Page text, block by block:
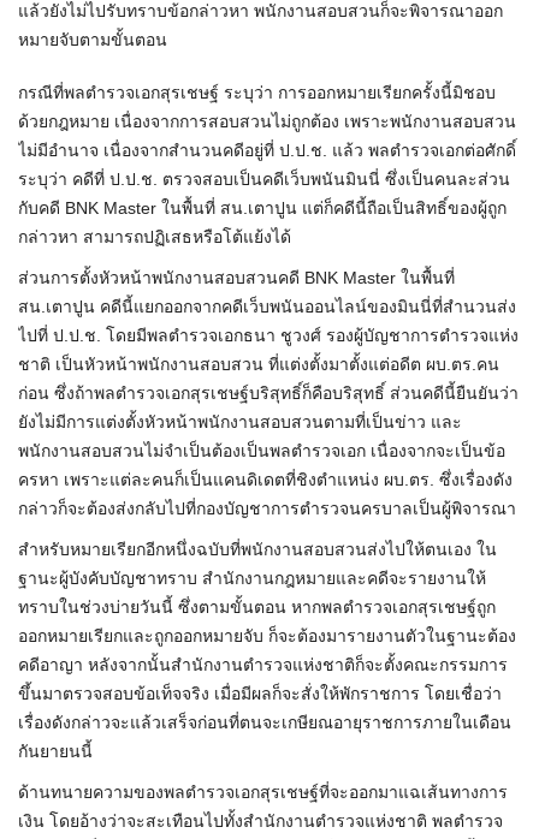
แล้วยังไม่ไปรับทราบข้อกล่าวหา พนักงานสอบสวนก็จะพิจารณาออก
หมายจับตามขั้นตอน
กรณีที่พลตำรวจเอกสุรเชษฐ์ ระบุว่า การออกหมายเรียกครั้งนี้มิชอบ
ด้วยกฎหมาย เนื่องจากการสอบสวนไม่ถูกต้อง เพราะพนักงานสอบสวน
ไม่มีอำนาจ เนื่องจากสำนวนคดีอยู่ที่ ป.ป.ช. แล้ว พลตำรวจเอกต่อศักดิ์
ระบุว่า คดีที่ ป.ป.ช. ตรวจสอบเป็นคดีเว็บพนันมินนี่ ซึ่งเป็นคนละส่วน
กับคดี BNK Master ในพื้นที่ สน.เตาปูน แต่ก็คดีนี้ถือเป็นสิทธิ์ของผู้ถูก
กล่าวหา สามารถปฏิเสธหรือโต้แย้งได้
ส่วนการตั้งหัวหน้าพนักงานสอบสวนคดี BNK Master ในพื้นที่
สน.เตาปูน คดีนี้แยกออกจากคดีเว็บพนันออนไลน์ของมินนี่ที่สำนวนส่ง
ไปที่ ป.ป.ช. โดยมีพลตำรวจเอกธนา ชูวงศ์ รองผู้บัญชาการตำรวจแห่ง
ชาติ เป็นหัวหน้าพนักงานสอบสวน ที่แต่งตั้งมาตั้งแต่อดีต ผบ.ตร.คน
ก่อน ซึ่งถ้าพลตำรวจเอกสุรเชษฐ์บริสุทธิ์ก็คือบริสุทธิ์ ส่วนคดีนี้ยืนยันว่า
ยังไม่มีการแต่งตั้งหัวหน้าพนักงานสอบสวนตามที่เป็นข่าว และ
พนักงานสอบสวนไม่จำเป็นต้องเป็นพลตำรวจเอก เนื่องจากจะเป็นข้อ
ครหา เพราะแต่ละคนก็เป็นแคนดิเดตที่ชิงตำแหน่ง ผบ.ตร. ซึ่งเรื่องดัง
กล่าวก็จะต้องส่งกลับไปที่กองบัญชาการตำรวจนครบาลเป็นผู้พิจารณา
สำหรับหมายเรียกอีกหนึ่งฉบับที่พนักงานสอบสวนส่งไปให้ตนเอง ใน
ฐานะผู้บังคับบัญชาทราบ สำนักงานกฎหมายและคดีจะรายงานให้
ทราบในช่วงบ่ายวันนี้ ซึ่งตามขั้นตอน หากพลตำรวจเอกสุรเชษฐ์ถูก
ออกหมายเรียกและถูกออกหมายจับ ก็จะต้องมารายงานตัวในฐานะต้อง
คดีอาญา หลังจากนั้นสำนักงานตำรวจแห่งชาติก็จะตั้งคณะกรรมการ
ขึ้นมาตรวจสอบข้อเท็จจริง เมื่อมีผลก็จะสั่งให้พักราชการ โดยเชื่อว่า
เรื่องดังกล่าวจะแล้วเสร็จก่อนที่ตนจะเกษียณอายุราชการภายในเดือน
กันยายนนี้
ด้านทนายความของพลตำรวจเอกสุรเชษฐ์ที่จะออกมาแฉเส้นทางการ
เงิน โดยอ้างว่าจะสะเทือนไปทั้งสำนักงานตำรวจแห่งชาติ พลตำรวจ